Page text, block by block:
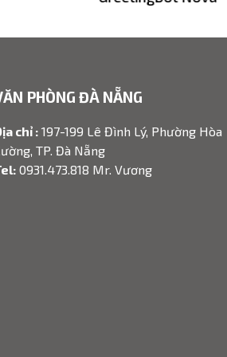
PHÒNG ĐÀ NẴNG
chỉ : 197-199 Lê Đình Lý, Phường Hòa
TP. Đà Nẵng
0931.473.818 Mr. Vương